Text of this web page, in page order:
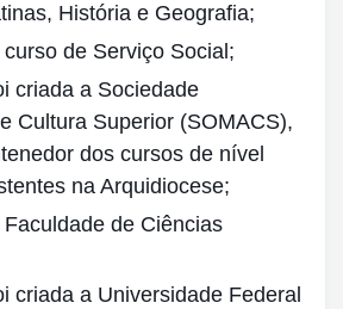
História e Geografia;
de Serviço Social;
criada a Sociedade
Cultura Superior (SOMACS),
dos cursos de nível
na Arquidiocese;
de Ciências
criada a Universidade Federal